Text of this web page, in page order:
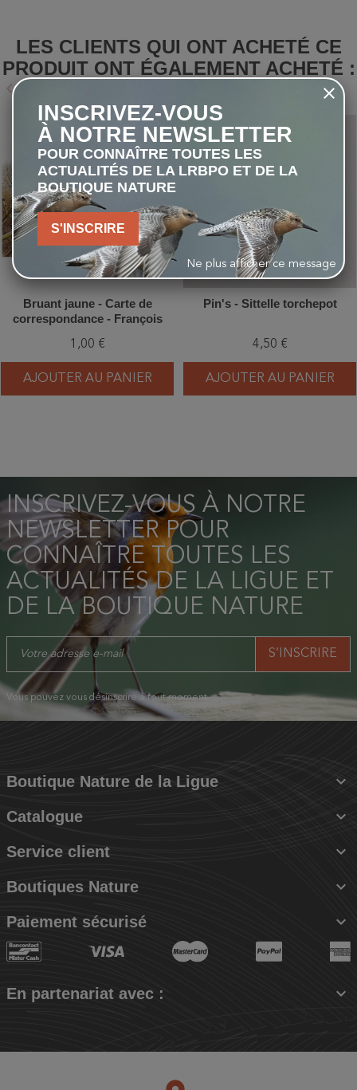
LES CLIENTS QUI ONT ACHETÉ CE
PRODUIT ONT ÉGALEMENT ACHETÉ :
Précédent
keyboard_arrow_leftkeyboard_arrow_right
favorite_border
Bruant jaune - Carte de
correspondance - François
1,00 €
AJOUTER AU PANIER
Pin's - Sittelle torchepot
4,50 €
AJOUTER AU PANIER
INSCRIVEZ-VOUS À NOTRE
NEWSLETTER POUR
CONNAÎTRE TOUTES LES
ACTUALITÉS DE LA LIGUE ET
DE LA BOUTIQUE NATURE
Vous pouvez vous désinscrire à tout moment.
Boutique Nature de la Ligue 
Catalogue 
Service client 
Boutiques Nature 
Paiement sécurisé 
En partenariat avec : 
INSCRIVEZ-VOUS
À NOTRE NEWSLETTER
POUR CONNAÎTRE TOUTES LES
ACTUALITÉS DE LA LRBPO ET DE LA
BOUTIQUE NATURE
S'INSCRIRE
Ne plus afficher ce message